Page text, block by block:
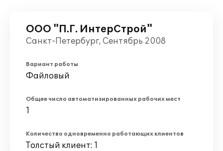
ООО "П.Г. ИнтерСтрой"
Санкт-Петербург, Сентябрь 2008
Вариант работы
Файловый
Общее число автоматизированных рабочих мест
1
Количество одновременно работающих клиентов
Толстый клиент: 1